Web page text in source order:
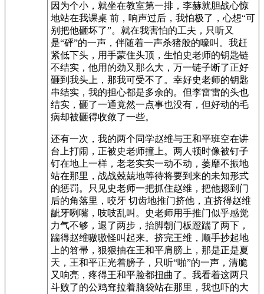
因为个小，就坐在教室第一排，李赫就胆战心惊
地站在我课桌 前，响声过后，我怕极了，心想“可
别把他砸坏了”。就在我害怕的工夫，只听又
是“砰”的一声，伴随着一声杀猪般的嚎叫。我赶
紧低下头，用手蒙住头顶，生怕史老师的钥匙链
不结实，他用的劲又那么大，万一链子断了正好
砸到我头上，那我可受不了。幸好史老师的钥匙
串结实，我的担心都是多余的。但李雷雷的头也
结实，砸了一通竟然一点事也没有，但好动的毛
病却被砸得收敛了一些。
还有一次，我的两个同学赵维与王和平班空在讲
台上打闹，正被史老师撞上。两人顿时像被钉子
钉在地上一样，老老实实一动不动，萎靡不振地
站在那里，战战兢兢地等待将要到来的未知形式
的惩罚。只见史老师一把抓住赵维，把他摁到门
后的角落里，咬牙 切齿地推门挤他，直挤得赵维
龇牙咧嘴，吱吱乱叫。史老师用手推门似乎感觉
力气不够，退了两步，抬脚朝门板蹬踹了两下，
踹得赵维嗷嗷怪叫起来。挤完王维，顺手抄起地
上的笤帚，狠狠抽在王和平肩膀上，那是正是夏
天，王和平正光着膀子，只听“啪”的一声，清脆
又响亮，疼得王和平脸都扭曲了。我看着这两只
斗败了的公鸡耷拉着脑袋站在那里，我也吓的大